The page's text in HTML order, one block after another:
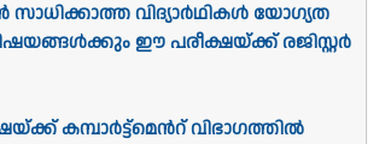
വിദ്യാർഥികൾ യോഗ്യത
ഈ പരീക്ഷയ്ക്ക് രജിസ്റ്റർ
കമ്പാർട്ട്മെൻറ് വിഭാഗത്തിൽ